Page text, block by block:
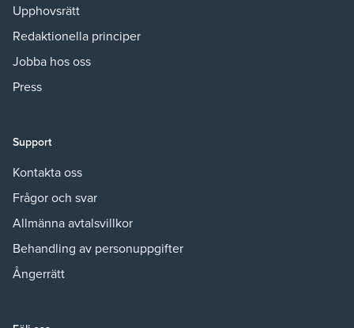
Upphovsrätt
Redaktionella principer
Jobba hos oss
Press
Support
Kontakta oss
Frågor och svar
Allmänna avtalsvillkor
Behandling av personuppgifter
Ångerrätt